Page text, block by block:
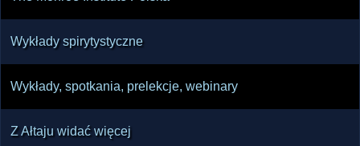
Wykłady spirytystyczne
Wykłady, spotkania, prelekcje, webinary
Z Ałtaju widać więcej